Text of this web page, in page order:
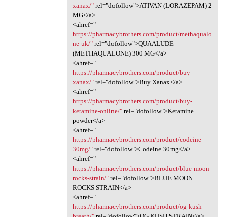
xanax/"rel="dofollow">ATIVAN (LORAZEPAM) 2
MG</a>
<ahref="
https://pharmacybrothers.com/product/methaqualo
ne-uk/"rel="dofollow">QUAALUDE
(METHAQUALONE) 300 MG</a>
<ahref="
https://pharmacybrothers.com/product/buy-
xanax/"rel="dofollow">Buy Xanax</a>
<ahref="
https://pharmacybrothers.com/product/buy-
ketamine-online/"rel="dofollow">Ketamine
powder</a>
<ahref="
https://pharmacybrothers.com/product/codeine-
30mg/"rel="dofollow">Codeine 30mg</a>
<ahref="
https://pharmacybrothers.com/product/blue-moon-
rocks-strain/"rel="dofollow">BLUE MOON
ROCKS STRAIN</a>
<ahref="
https://pharmacybrothers.com/product/og-kush-